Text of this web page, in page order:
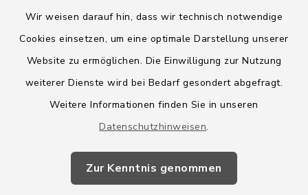
Wir weisen darauf hin, dass wir technisch notwendige
Cookies einsetzen, um eine optimale Darstellung unserer
Website zu ermöglichen. Die Einwilligung zur Nutzung
weiterer Dienste wird bei Bedarf gesondert abgefragt.
Weitere Informationen finden Sie in unseren
Datenschutzhinweisen.
Zur Kenntnis genommen
Barrierefreiheit
Impressum